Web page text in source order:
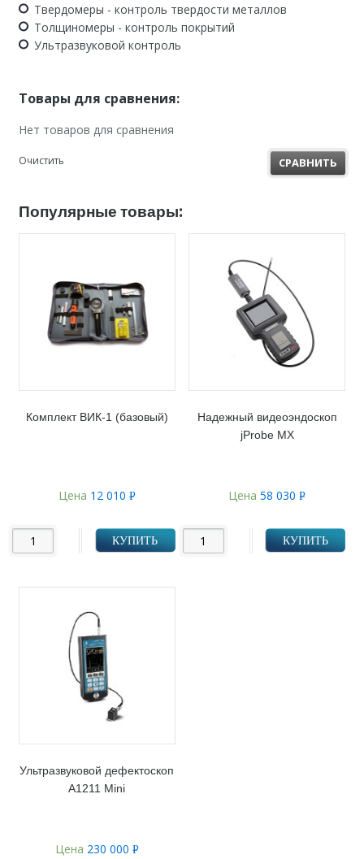
Твердомеры - контроль твердости металлов
Толщиномеры - контроль покрытий
Ультразвуковой контроль
Товары для сравнения:
Нет товаров для сравнения
Очистить СРАВНИТЬ
Популярные товары:
Комплект ВИК-1 (базовый)
Цена 12 010 Р
КУПИТЬ
Надежный видеоэндоскоп
jProbe MX
Цена58 030Р
КУПИТЬ
Ультразвуковой дефектоскоп
А1211 Mini
Цена 230 000 Р